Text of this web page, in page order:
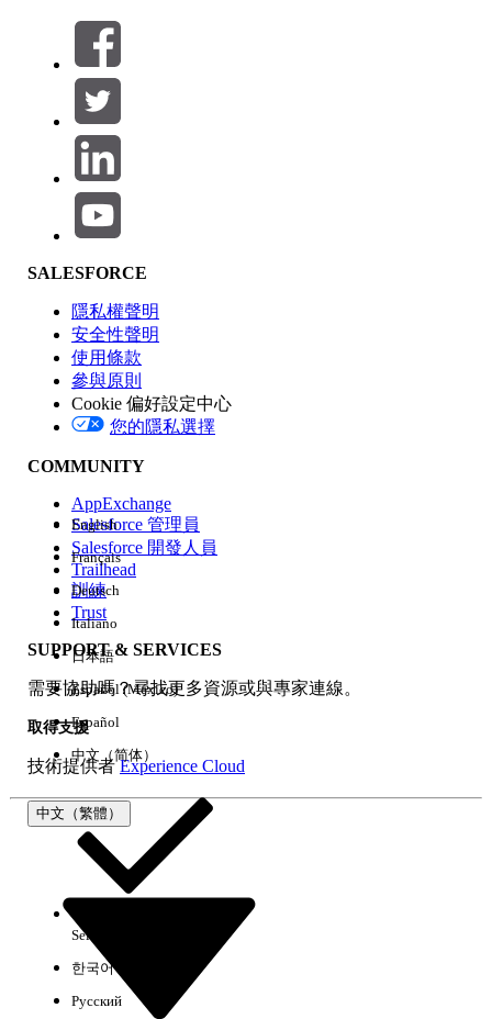
篩選器 (0)
選取篩選
產品區域
功能影響
版本
經驗
SALESFORCE
隱私權聲明
安全性聲明
使用條款
參與原則
Cookie 偏好設定中心
您的隱私選擇
COMMUNITY
AppExchange
Salesforce 管理員
Salesforce 開發人員
Trailhead
訓練
Trust
SUPPORT & SERVICES
需要協助嗎？尋找更多資源或與專家連線。
取得支援
技術提供者Experience Cloud
中文（繁體）
English
Français
Deutsch
Italiano
日本語
Español (México)
Español
中文（简体）
Select Org
한국어
Русский